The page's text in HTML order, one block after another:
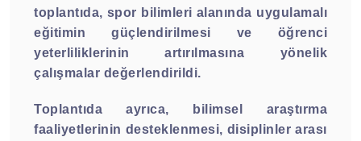
toplantıda, spor bilimleri alanında uygulamalı
eğitimin güçlendirilmesi ve öğrenci
yeterliliklerinin artırılmasına yönelik
çalışmalar değerlendirildi.
Toplantıda ayrıca, bilimsel araştırma
faaliyetlerinin desteklenmesi, disiplinler arası